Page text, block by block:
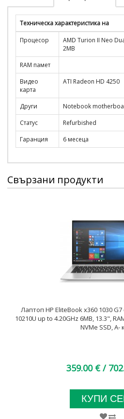
Техническа характеристика на
Процесор
AMD Turion II Neo
2MB
RAM памет
Видео
карта
ATI Radeon HD 4250
Други
Notebook
Статус
Refurbished
Гаранция
6 месеца
Свързани продукти
Лаптоп HP EliteBook x360 1030
10210U up to 4.20GHz 6MB, 13.3",
NVMe SSD, A-
359.00 € /
КУПИ